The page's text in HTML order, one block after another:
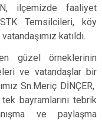
ilçemizde faaliyet
Temsilcileri, köy
katıldı.
güzel örneklerinin
ve vatandaşlar bir
Sn.Meriç DİNÇER,
bayramlarını tebrik
ve paylaşma